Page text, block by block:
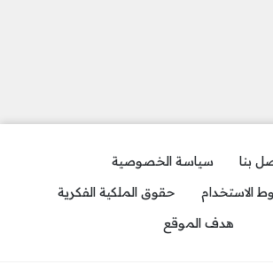
بنا
سياسة الخصوصية
الاستخدام
حقوق الملكية الفكرية
هدف الموقع